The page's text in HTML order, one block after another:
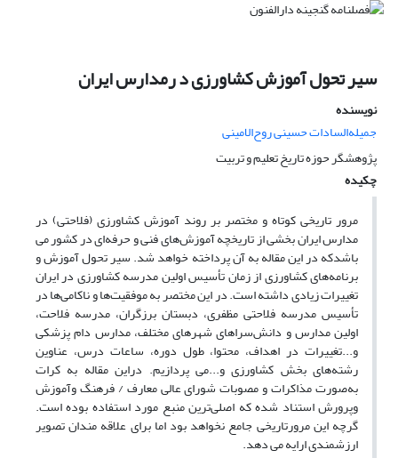
سیر تحول آموزش کشاورزی د رمدارس ایران
نویسنده
جمیله‌السادات حسینی روح‌الامینی
پژوهشگر حوزه تاریخ تعلیم و تربیت
چکیده
مرور تاریخی کوتاه و مختصر بر روند آموزش کشاورزی (فلاحتی) در
مدارس ایران بخشی از تاریخچه آموزش‌های فنی و حرفه‌ای در کشور می
باشدکه در این مقاله به آن پرداخته خواهد شد. سیر تحول آموزش و
برنامه‌های کشاورزی از زمان تأسیس اولین مدرسه کشاورزی در ایران
تغییرات زیادی داشته است. در این مختصر به موفقیت‌ها و ناکامی‌ها در
تأسیس مدرسه فلاحتی مظفری، دبستان برزگران، مدرسه فلاحت،
اولین مدارس و دانش‌سراهای شهرهای مختلف، مدارس دام پزشکی
و...تغییرات در اهداف، محتوا، طول دوره، ساعات درس، عناوین
رشته‌های بخش کشاورزی و...می پردازیم. دراین مقاله به کرات
به‌صورت مذاکرات و مصوبات شورای عالی معارف / فرهنگ وآموزش
وپرورش استناد شده که اصلی‌ترین منبع مورد استفاده بوده است.
گرچه این مرورتاریخی جامع نخواهد بود اما برای علاقه مندان تصویر
ارزشمندی ارایه می دهد.